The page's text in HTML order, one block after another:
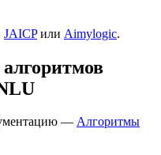
JAICPили Aimylogic.
— Алгоритмы